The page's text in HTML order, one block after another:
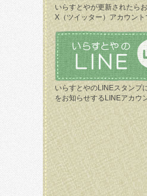
いらすとやが更新されたら
X（ツイッター）アカウント
いらすとやのLINEスタンプ
をお知らせするLINEアカウ